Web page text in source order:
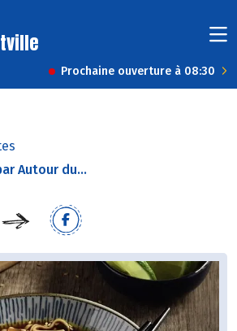
Prochaine ouverture à 08:30
Autour du...